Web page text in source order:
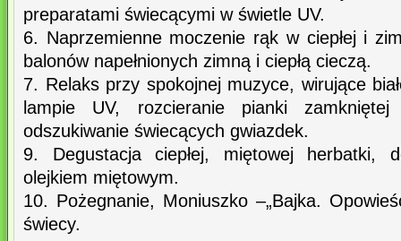
preparatami świecącymi w świetle UV.
6. Naprzemienne moczenie rąk w ciepłej i
balonów napełnionych zimną i ciepłą cieczą.
7. Relaks przy spokojnej muzyce, wirujące
lampie UV, rozcieranie pianki
odszukiwanie świecących gwiazdek.
9. Degustacja ciepłej, miętowej herbatki,
olejkiem miętowym.
10. Pożegnanie, Moniuszko –„Bajka.
świecy.